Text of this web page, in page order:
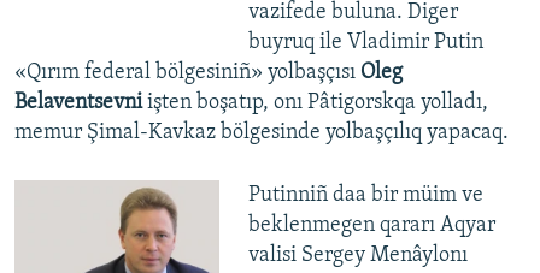
vazifede buluna. Diger
buyruq ile Vladimir Putin
«Qırım federal bölgesiniñ» yolbaşçısı Oleg
Belaventsevniişten boşatıp, onı Pâtigorskqa yolladı,
memur Şimal-Kavkaz bölgesinde yolbaşçılıq yapacaq.
Putinniñ daa bir müim ve
beklenmegen qararı Aqyar
valisi Sergey Menâylonı